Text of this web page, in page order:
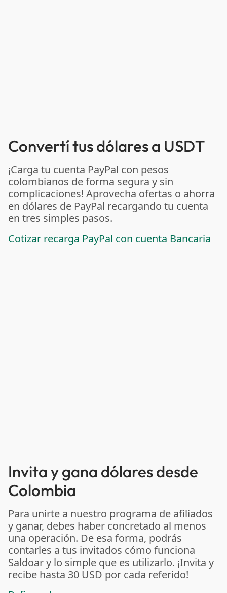
Convertí tus dólares a USDT
¡Carga tu cuenta PayPal con pesos
colombianos de forma segura y sin
complicaciones! Aprovecha ofertas o ahorra
en dólares de PayPal recargando tu cuenta
en tres simples pasos.
Cotizar recarga PayPal con cuenta Bancaria
Invita y gana dólares desde
Colombia
Para unirte a nuestro programa de afiliados
y ganar, debes haber concretado al menos
una operación. De esa forma, podrás
contarles a tus invitados cómo funciona
Saldoar y lo simple que es utilizarlo. ¡Invita y
recibe hasta 30 USD por cada referido!